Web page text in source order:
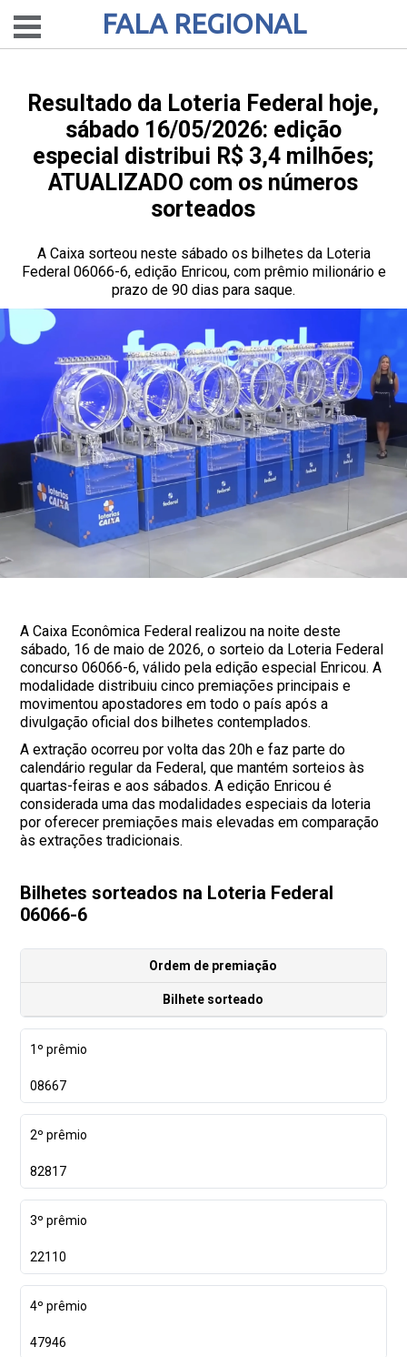
FALA REGIONAL
Resultado da Loteria Federal hoje,
sábado 16/05/2026: edição
especial distribui R$ 3,4 milhões;
ATUALIZADO com os números
sorteados
A Caixa sorteou neste sábado os bilhetes da Loteria
Federal 06066-6, edição Enricou, com prêmio milionário e
prazo de 90 dias para saque.
A Caixa Econômica Federal realizou na noite deste
sábado, 16 de maio de 2026, o sorteio da Loteria Federal
concurso 06066-6, válido pela edição especial Enricou. A
modalidade distribuiu cinco premiações principais e
movimentou apostadores em todo o país após a
divulgação oficial dos bilhetes contemplados.
A extração ocorreu por volta das 20h e faz parte do
calendário regular da Federal, que mantém sorteios às
quartas-feiras e aos sábados. A edição Enricou é
considerada uma das modalidades especiais da loteria
por oferecer premiações mais elevadas em comparação
às extrações tradicionais.
Bilhetes sorteados na Loteria Federal
06066-6
Ordem de premiação
Bilhete sorteado
1º prêmio
08667
2º prêmio
82817
3º prêmio
22110
4º prêmio
47946